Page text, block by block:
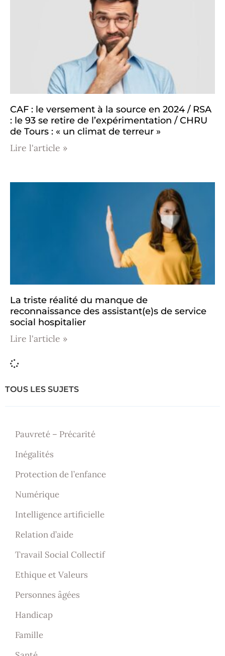
CAF : le versement à la source en 2024 / RSA
: le 93 se retire de l’expérimentation / CHRU
de Tours : « un climat de terreur »
Lire l'article »
La triste réalité du manque de
reconnaissance des assistant(e)s de service
social hospitalier
Lire l'article »
TOUS LES SUJETS
Pauvreté – Précarité
Inégalités
Protection de l’enfance
Numérique
Intelligence artificielle
Relation d’aide
Travail Social Collectif
Ethique et Valeurs
Personnes âgées
Handicap
Famille